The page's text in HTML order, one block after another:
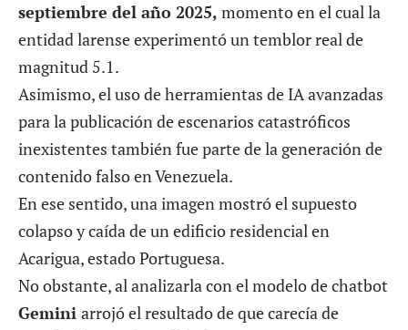
septiembre del año 2025, momento en el cual la
entidad larense experimentó un temblor real de
magnitud 5.1.
Asimismo, el uso de herramientas de IA avanzadas
para la publicación de escenarios catastróficos
inexistentes también fue parte de la generación de
contenido falso en Venezuela.
En ese sentido, una imagen mostró el supuesto
colapso y caída de un edificio residencial en
Acarigua, estado Portuguesa.
No obstante, al analizarla con el modelo de chatbot
Gemini arrojó el resultado de que carecía de